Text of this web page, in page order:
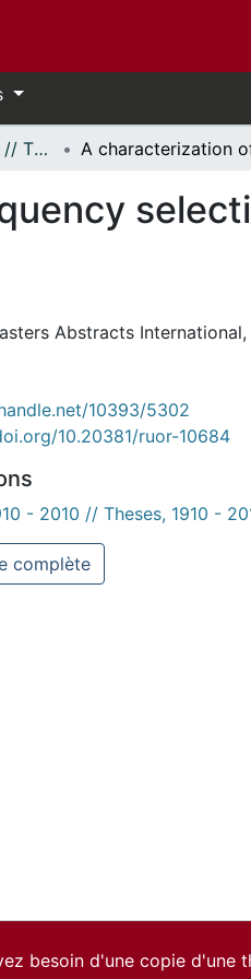
Thèses, 1910 - 2010 // Theses, 1910 - 2010
Abstracts
10393/5302
10.20381/ruor-10684
- 2010 // Theses, 1910 -
complète
besoin d'une copie d'une